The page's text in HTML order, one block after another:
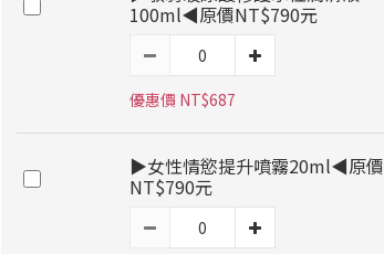
100ml◀原價NT$790元
優惠價 NT$687
▶女性情慾提升噴霧20ml◀原價
NT$790元